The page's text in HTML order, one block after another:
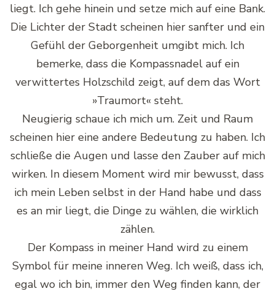
liegt. Ich gehe hinein und setze mich auf eine Bank.
Die Lichter der Stadt scheinen hier sanfter und ein
Gefühl der Geborgenheit umgibt mich. Ich
bemerke, dass die Kompassnadel auf ein
verwittertes Holzschild zeigt, auf dem das Wort
»Traumort« steht.
Neugierig schaue ich mich um. Zeit und Raum
scheinen hier eine andere Bedeutung zu haben. Ich
schließe die Augen und lasse den Zauber auf mich
wirken. In diesem Moment wird mir bewusst, dass
ich mein Leben selbst in der Hand habe und dass
es an mir liegt, die Dinge zu wählen, die wirklich
zählen.
Der Kompass in meiner Hand wird zu einem
Symbol für meine inneren Weg. Ich weiß, dass ich,
egal wo ich bin, immer den Weg finden kann, der